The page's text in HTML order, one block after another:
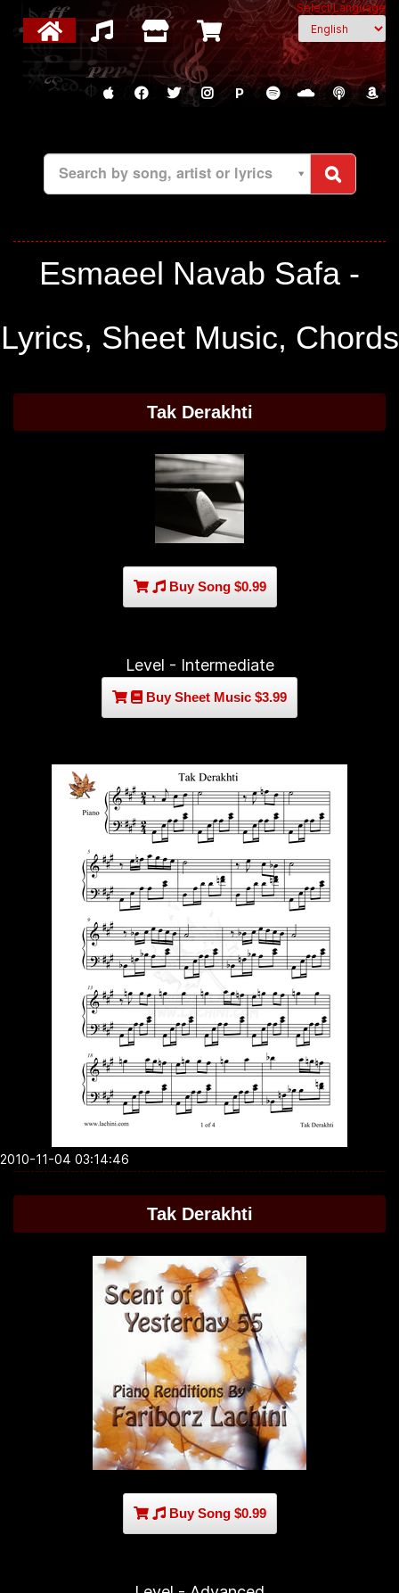
Select Language
P
Search by song, artist or lyrics
Esmaeel Navab Safa -
Lyrics, Sheet Music, Chords
Tak Derakhti
Buy Song $0.99
Level - Intermediate
Buy Sheet Music $3.99
2010-11-04 03:14:46
Tak Derakhti
Buy Song $0.99